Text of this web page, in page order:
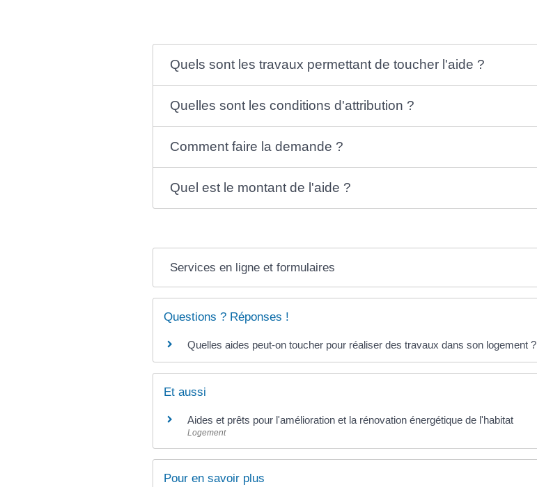
Quels sont les travaux permettant de toucher l'aide ?
Quelles sont les conditions d'attribution ?
Comment faire la demande ?
Quel est le montant de l'aide ?
Services en ligne et formulaires
Questions ? Réponses !
Quelles aides peut-on toucher pour réaliser des travaux dans son logement ?
Et aussi
Aides et prêts pour l'amélioration et la rénovation énergétique de l'habitat
Logement
Pour en savoir plus